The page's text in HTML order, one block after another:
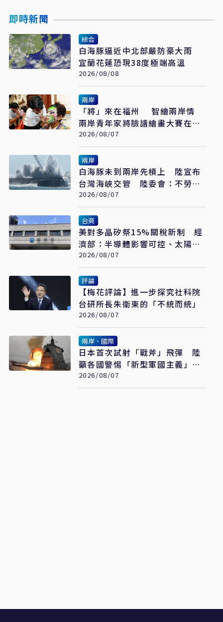
即時新聞
綜合
白海豚逼近中北部嚴防豪大雨
宜蘭花蓮恐現38度極端高溫
2026/08/08
兩岸
「將」來在福州 智繪兩岸情
兩岸青年家將臉譜繪畫大賽在福
州開幕
2026/08/07
兩岸
白海豚未到兩岸先槓上 陸宣布
台灣海峽交管 陸委會：不勞費
心
2026/08/07
台商
美對多晶矽祭15%關稅新制 經
濟部：半導體影響可控、太陽能
產業衝擊有限
2026/08/07
評論
【梅花評論】進一步探究社科院
台研所長朱衛東的「不統而統」
2026/08/07
兩岸、國際
日本首次試射「戰斧」飛彈 陸
籲各國警惕「新型軍國主義」發
展
2026/08/07